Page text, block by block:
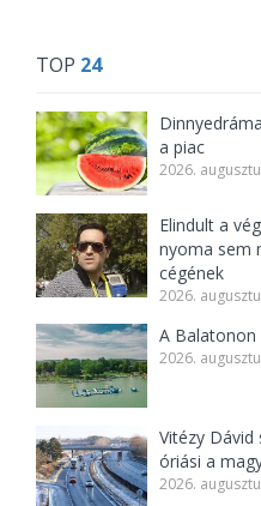
TOP 24
a piac
2026.
Elindult a
nyoma sem
cégének
2026.
A
2026.
Vitézy
óriási a
2026.